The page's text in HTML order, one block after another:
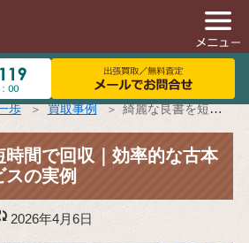
歩 買取事例 綺麗な良書を短時間で回収｜効率的な古本買い取りサービスの実例
時間で回収｜効率的な古本
スの実例
更
新
2026年4月6日